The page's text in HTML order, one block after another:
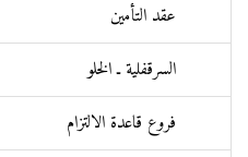
عقد التأمين
السرقفلية ـ الخلو
فروع قاعدة الالتزام